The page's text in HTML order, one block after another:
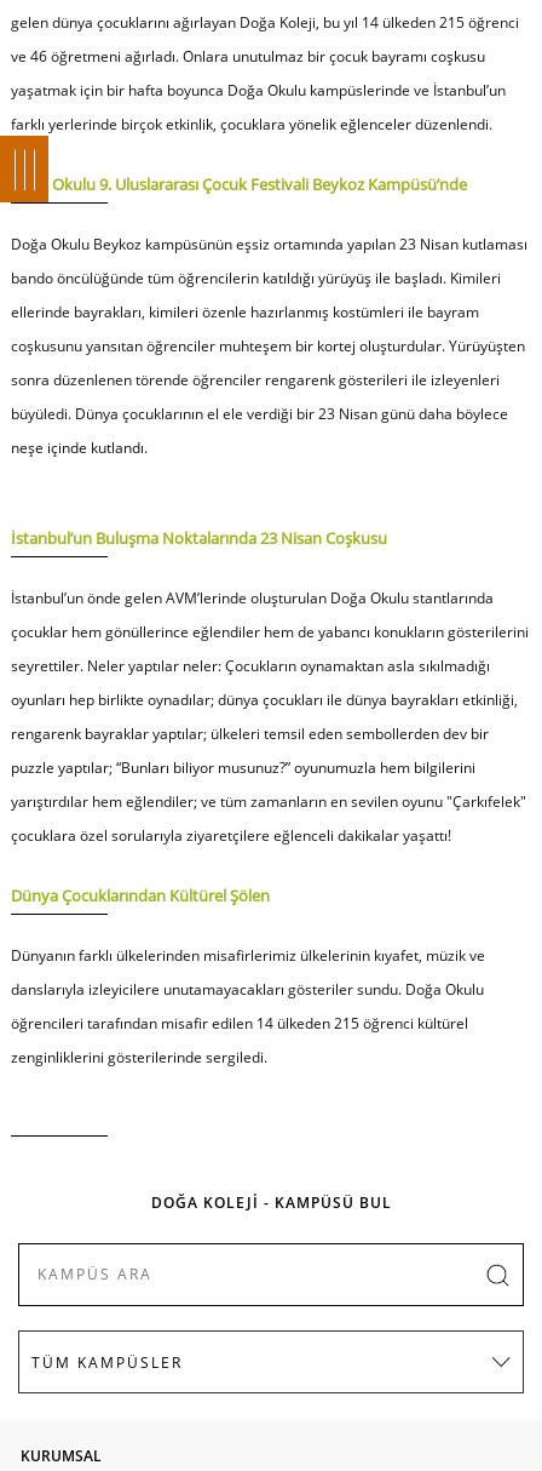
gelen dünya çocuklarını ağırlayan Doğa Koleji, bu yıl 14 ülkeden 215 öğrenci
ve 46 öğretmeni ağırladı. Onlara unutulmaz bir çocuk bayramı coşkusu
yaşatmak için bir hafta boyunca Doğa Okulu kampüslerinde ve İstanbul’un
farklı yerlerinde birçok etkinlik, çocuklara yönelik eğlenceler düzenlendi.
Doğa Okulu 9. Uluslararası Çocuk Festivali Beykoz Kampüsü’nde
Doğa Okulu Beykoz kampüsünün eşsiz ortamında yapılan 23 Nisan kutlaması
bando öncülüğünde tüm öğrencilerin katıldığı yürüyüş ile başladı. Kimileri
ellerinde bayrakları, kimileri özenle hazırlanmış kostümleri ile bayram
coşkusunu yansıtan öğrenciler muhteşem bir kortej oluşturdular. Yürüyüşten
sonra düzenlenen törende öğrenciler rengarenk gösterileri ile izleyenleri
büyüledi. Dünya çocuklarının el ele verdiği bir 23 Nisan günü daha böylece
neşe içinde kutlandı.
İstanbul’un Buluşma Noktalarında 23 Nisan Coşkusu
İstanbul’un önde gelen AVM’lerinde oluşturulan Doğa Okulu stantlarında
çocuklar hem gönüllerince eğlendiler hem de yabancı konukların gösterilerini
seyrettiler. Neler yaptılar neler: Çocukların oynamaktan asla sıkılmadığı
oyunları hep birlikte oynadılar; dünya çocukları ile dünya bayrakları etkinliği,
rengarenk bayraklar yaptılar; ülkeleri temsil eden sembollerden dev bir
puzzle yaptılar; “Bunları biliyor musunuz?” oyunumuzla hem bilgilerini
yarıştırdılar hem eğlendiler; ve tüm zamanların en sevilen oyunu "Çarkıfelek"
çocuklara özel sorularıyla ziyaretçilere eğlenceli dakikalar yaşattı!
Dünya Çocuklarından Kültürel Şölen
Dünyanın farklı ülkelerinden misafirlerimiz ülkelerinin kıyafet, müzik ve
danslarıyla izleyicilere unutamayacakları gösteriler sundu. Doğa Okulu
öğrencileri tarafından misafir edilen 14 ülkeden 215 öğrenci kültürel
zenginliklerini gösterilerinde sergiledi.
DOĞA KOLEJİ - KAMPÜSÜ BUL
KURUMSAL